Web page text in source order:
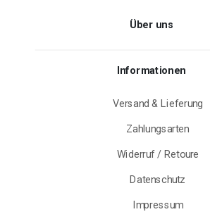
Über uns
Informationen
Versand & Lieferung
Zahlungsarten
Widerruf / Retoure
Datenschutz
Impressum